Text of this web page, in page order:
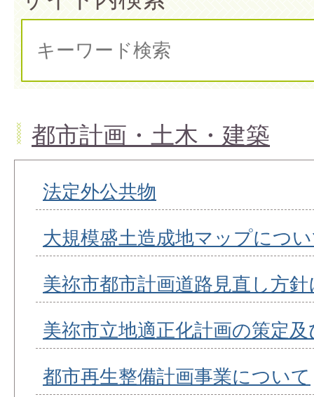
都市計画・土木・建築
法定外公共物
大規模盛土造成地マップにつ
美祢市都市計画道路見直し方
美祢市立地適正化計画の策定
都市再生整備計画事業について